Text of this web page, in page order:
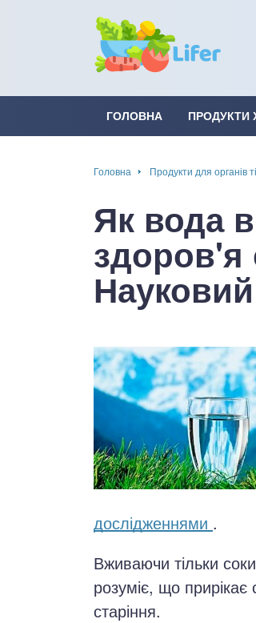
ГОЛОВНА ПРОДУКТИ
Головна Продукти для органів
Як вода
дослідженнями .
Вживаючи тільки
розуміє, що
старіння.
система
суглоби, м'язи
/ звуження судин
енергії, уваги
від депресії і